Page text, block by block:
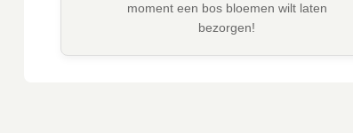
moment een bos bloemen wilt laten
bezorgen!